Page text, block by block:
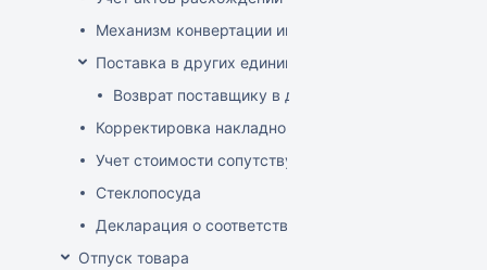
Механизм конвертации инвойсов из иностранной
Поставка в других единицах
Возврат поставщику в других единицах
Корректировка накладной (РФ)
Учет стоимости сопутствующих услуг в приходе
Стеклопосуда
Декларация о соответствии
Отпуск товара